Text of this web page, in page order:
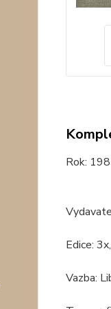
Rok:
Edice: 3x,
Vazba: